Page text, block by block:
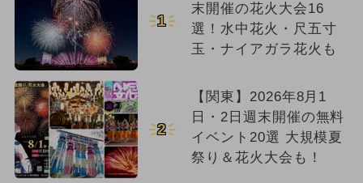
1
末開催の花火大会16
選！水中花火・尺五寸
玉・ナイアガラ花火も
2
【関東】2026年8月1
日・2日週末開催の無料
イベント20選 大規模夏
祭り＆花火大会も！